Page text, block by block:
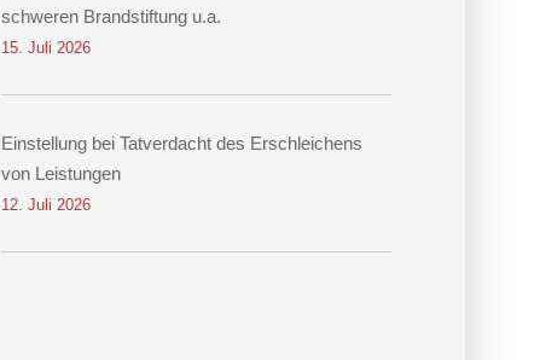
schweren Brandstiftung u.a.
15. Juli 2026
Einstellung bei Tatverdacht des Erschleichens
von Leistungen
12. Juli 2026